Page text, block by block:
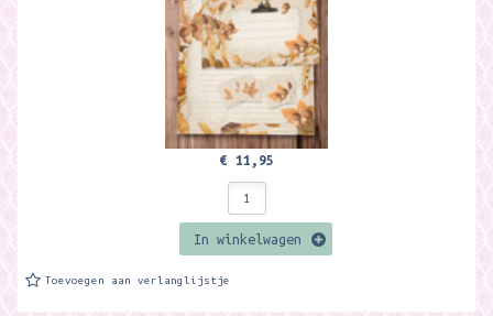
€ 11,95
In winkelwagen
Toevoegen aan verlanglijstje